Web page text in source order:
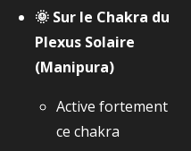
🌞 Sur le Chakra du
Plexus Solaire
(Manipura)
Active fortement
ce chakra